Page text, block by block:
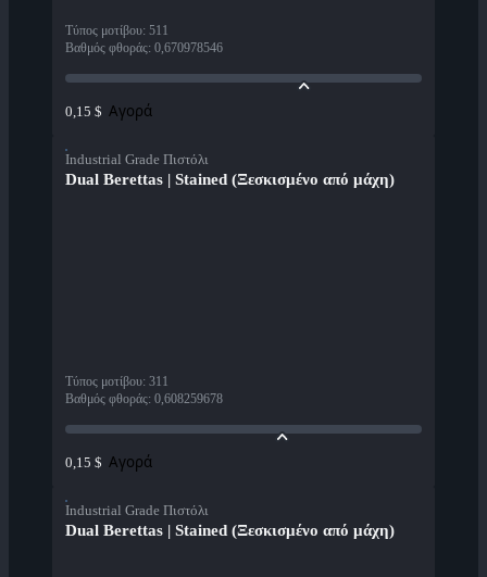
Τύπος μοτίβου: 511
Βαθμός φθοράς: 0,670978546
0,15 $ Αγορά
Industrial Grade Πιστόλι
Dual Berettas | Stained (Ξεσκισμένο από μάχη)
Τύπος μοτίβου: 311
Βαθμός φθοράς: 0,608259678
0,15 $ Αγορά
Industrial Grade Πιστόλι
Dual Berettas | Stained (Ξεσκισμένο από μάχη)